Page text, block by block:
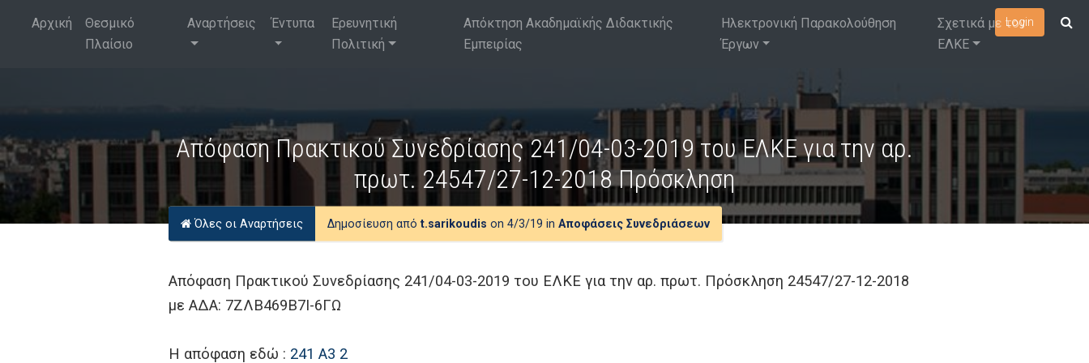
Login
Αρχική
Θεσμικό
Πλαίσιο
Αναρτήσεις Έντυπα
Ερευνητική
Πολιτική
Απόκτηση Ακαδημαϊκής Διδακτικής
Εμπειρίας
Ηλεκτρονική Παρακολούθηση
Έργων
Σχετικά με τον
ΕΛΚΕ
Απόφαση Πρακτικού Συνεδρίασης 241/04-03-2019 του ΕΛΚΕ για την αρ.
πρωτ. 24547/27-12-2018 Πρόσκληση
Όλες οι Αναρτήσεις Δημοσίευση απόt.sarikoudis on 4/3/19 in Αποφάσεις Συνεδριάσεων
Απόφαση Πρακτικού Συνεδρίασης 241/04-03-2019 του ΕΛΚΕ για την αρ. πρωτ. Πρόσκληση 24547/27-12-2018
με ΑΔΑ: 7ΖΛΒ469Β7Ι-6ΓΩ
Η απόφαση εδώ : 241 Α3 2